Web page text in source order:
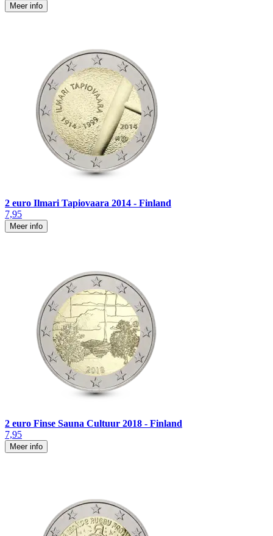
Meer info
2 euro Ilmari Tapiovaara 2014 - Finland
7,95
Meer info
2 euro Finse Sauna Cultuur 2018 - Finland
7,95
Meer info